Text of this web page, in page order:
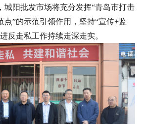
城阳批发市场将充分发挥“青岛市打击
点”的示范引领作用，坚持“宣传+监
反走私工作持续走深走实。